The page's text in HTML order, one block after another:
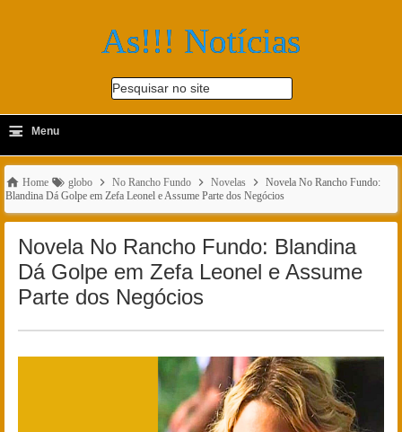
As!!! Notícias
Pesquisar no site
-
≡ Menu
Home globo No Rancho Fundo Novelas
Novela No Rancho Fundo:
Blandina Dá Golpe em Zefa Leonel e Assume Parte dos Negócios
Novela No Rancho Fundo: Blandina
Dá Golpe em Zefa Leonel e Assume
Parte dos Negócios